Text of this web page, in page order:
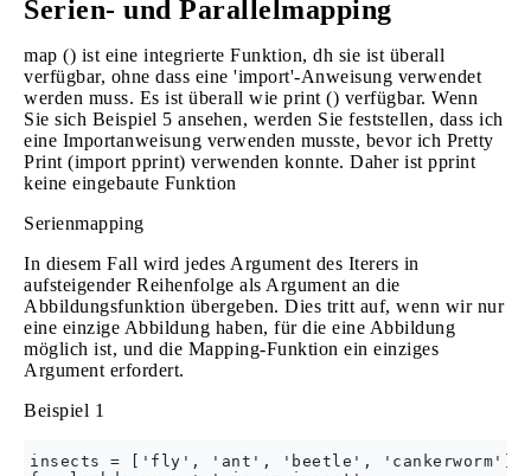
Serien- und Parallelmapping
map () ist eine integrierte Funktion, dh sie ist überall
verfügbar, ohne dass eine 'import'-Anweisung verwendet
werden muss. Es ist überall wie print () verfügbar. Wenn
Sie sich Beispiel 5 ansehen, werden Sie feststellen, dass ich
eine Importanweisung verwenden musste, bevor ich Pretty
Print (import pprint) verwenden konnte. Daher ist pprint
keine eingebaute Funktion
Serienmapping
In diesem Fall wird jedes Argument des Iterers in
aufsteigender Reihenfolge als Argument an die
Abbildungsfunktion übergeben. Dies tritt auf, wenn wir nur
eine einzige Abbildung haben, für die eine Abbildung
möglich ist, und die Mapping-Funktion ein einziges
Argument erfordert.
Beispiel 1
insects = ['fly', 'ant', 'beetle', 'cankerworm']